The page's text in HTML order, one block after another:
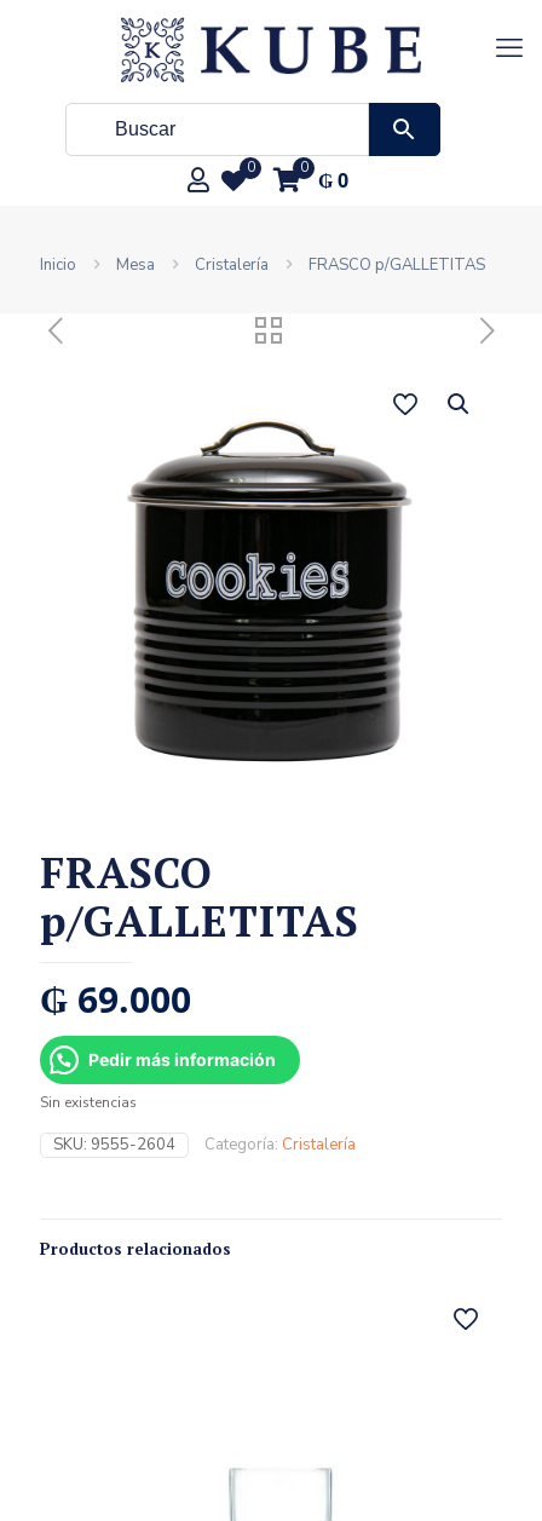
0 0 ₲0
Inicio Mesa Cristalería FRASCO p/GALLETITAS
FRASCO
p/GALLETITAS
₲ 69.000
Pedir más información
Sin existencias
SKU: 9555-2604 Categoría: Cristalería
Productos relacionados